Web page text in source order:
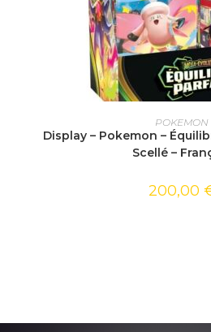
AJOUTER AU
POKEMON
Display – Pokemon –
Scellé –
200,00